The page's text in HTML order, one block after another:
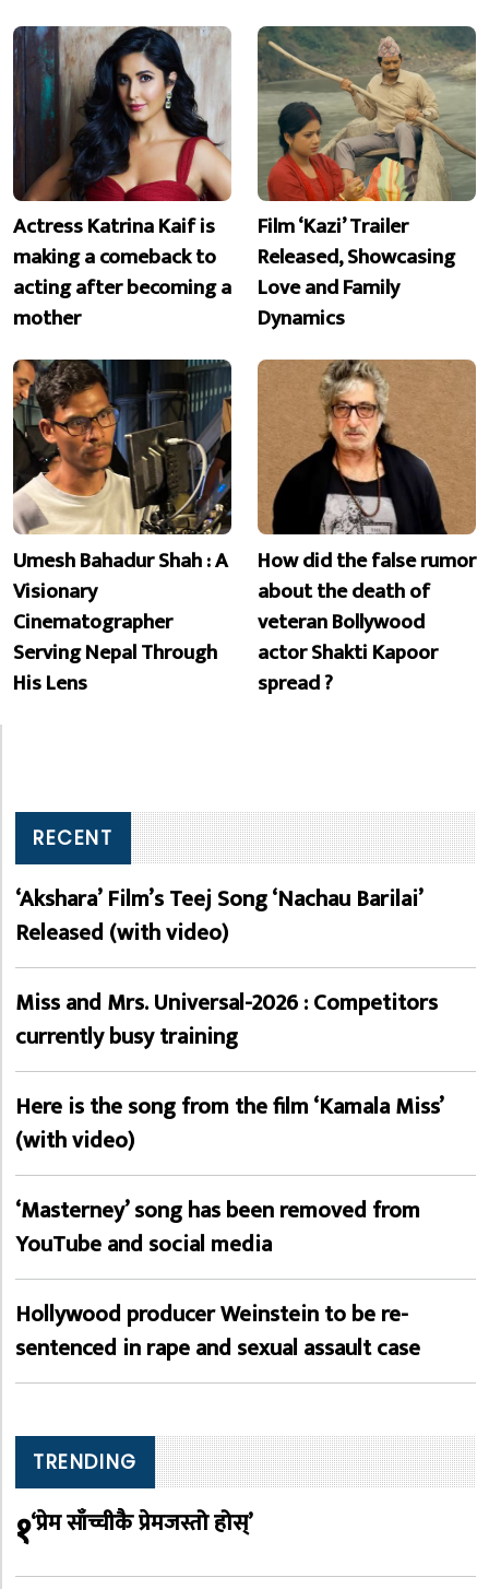
Actress Katrina Kaif is
making a comeback to
acting after becoming a
mother
Film ‘Kazi’ Trailer
Released, Showcasing
Love and Family
Dynamics
Umesh Bahadur Shah : A
Visionary
Cinematographer
Serving Nepal Through
His Lens
How did the false rumor
about the death of
veteran Bollywood
actor Shakti Kapoor
spread ?
RECENT
‘Akshara’ Film’s Teej Song ‘Nachau Barilai’
Released (with video)
Miss and Mrs. Universal-2026 : Competitors
currently busy training
Here is the song from the film ‘Kamala Miss’
(with video)
‘Masterney’ song has been removed from
YouTube and social media
Hollywood producer Weinstein to be re-
sentenced in rape and sexual assault case
TRENDING
१‘प्रेम साँच्चीकै प्रेमजस्तो होस्’